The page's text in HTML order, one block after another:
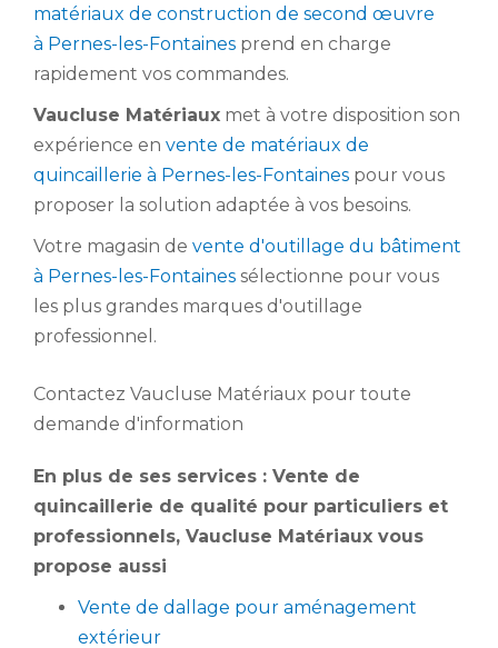
matériaux de construction de second œuvre
à Pernes-les-Fontaines prend en charge
rapidement vos commandes.
Vaucluse Matériaux met à votre disposition son
expérience en vente de matériaux de
quincaillerie à Pernes-les-Fontaines pour vous
proposer la solution adaptée à vos besoins.
Votre magasin de vente d'outillage du bâtiment
à Pernes-les-Fontaines sélectionne pour vous
les plus grandes marques d'outillage
professionnel.
Contactez Vaucluse Matériaux pour toute
demande d'information
En plus de ses services : Vente de
quincaillerie de qualité pour particuliers et
professionnels, Vaucluse Matériaux vous
propose aussi
Vente de dallage pour aménagement
extérieur